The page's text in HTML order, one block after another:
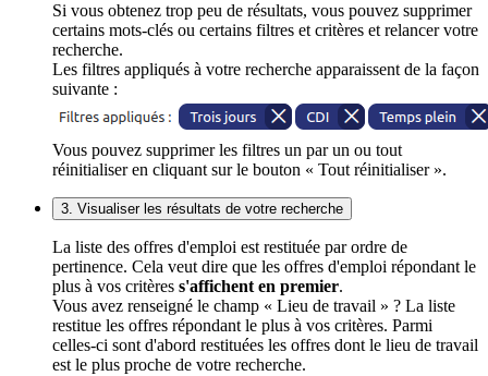
Si vous obtenez trop peu de résultats, vous pouvez supprimer
certains mots-clés ou certains filtres et critères et relancer votre
recherche.
Les filtres appliqués à votre recherche apparaissent de la façon
suivante :
Vous pouvez supprimer les filtres un par un ou tout
réinitialiser en cliquant sur le bouton « Tout réinitialiser ».
3. Visualiser les résultats de votre recherche
La liste des offres d'emploi est restituée par ordre de
pertinence. Cela veut dire que les offres d'emploi répondant le
plus à vos critères s'affichent en premier.
Vous avez renseigné le champ « Lieu de travail » ? La liste
restitue les offres répondant le plus à vos critères. Parmi
celles-ci sont d'abord restituées les offres dont le lieu de travail
est le plus proche de votre recherche.